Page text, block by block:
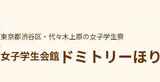
東京都渋谷区・代々木上原の女子学生寮
女子学生会館 ドミトリーほり